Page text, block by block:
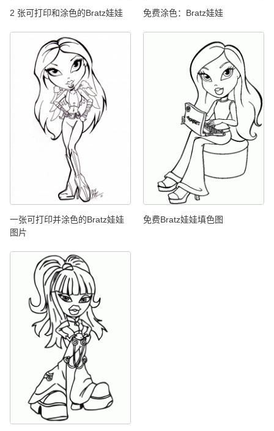
2 张可打印和涂色的Bratz娃娃 免费涂色：Bratz娃娃
一张可打印并涂色的Bratz娃娃
图片
免费Bratz娃娃填色图